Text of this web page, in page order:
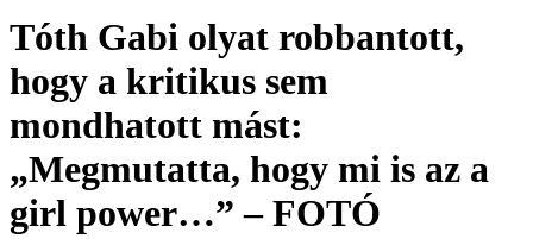
Tóth Gabi olyat robbantott,
hogy a kritikus sem
mondhatott mást:
„Megmutatta, hogy mi is az a
girl power…” – FOTÓ